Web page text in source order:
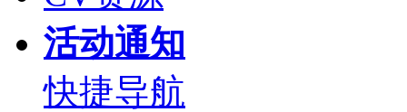
活动通知
快捷导航